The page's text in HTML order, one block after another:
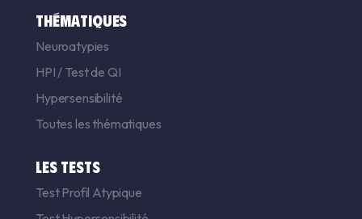
THÉMATIQUES
Neuroatypies
HPI / Test de QI
Hypersensibilité
Toutes les thématiques
LES TESTS
Test Profil Atypique